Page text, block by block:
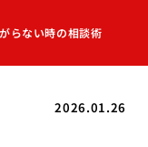
らない時の相談術
2026.01.26